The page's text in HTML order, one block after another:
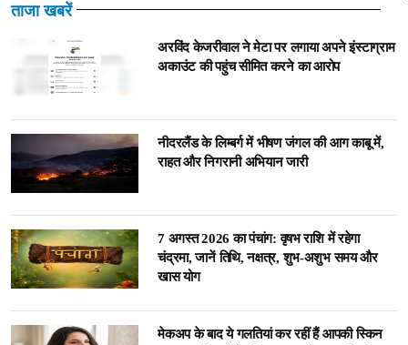
ताजा खबरें
अरविंद केजरीवाल ने मेटा पर लगाया अपने इंस्टाग्राम
अकाउंट की पहुंच सीमित करने का आरोप
नीदरलैंड के लिम्बर्ग में भीषण जंगल की आग काबू में,
राहत और निगरानी अभियान जारी
7 अगस्त 2026 का पंचांग: वृषभ राशि में रहेगा
चंद्रमा, जानें तिथि, नक्षत्र, शुभ-अशुभ समय और
खास योग
मेकअप के बाद ये गलतियां कर रहीं हैं आपकी स्किन